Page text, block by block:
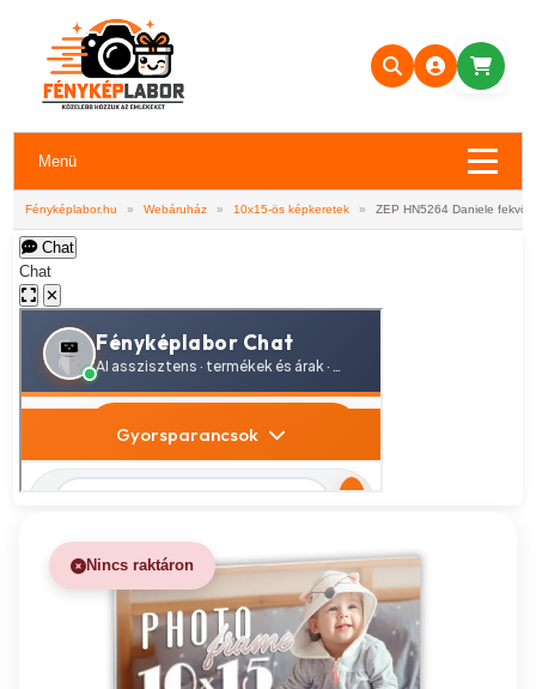
Menü
Fényképlabor.hu » Webáruház » 10x15-ös képkeretek » ZEP HN5264 Daniele fekvő
Chat
Chat
✕
Nincs raktáron